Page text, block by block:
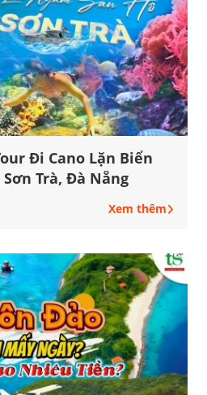
Đi Cano Lặn Biển
Trà, Đà Nẵng
Xem thêm